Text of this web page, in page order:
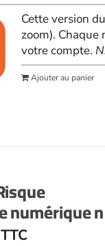
Cette version du
zoom).
votre compte.
Ajouter au panier
numérique
TTC